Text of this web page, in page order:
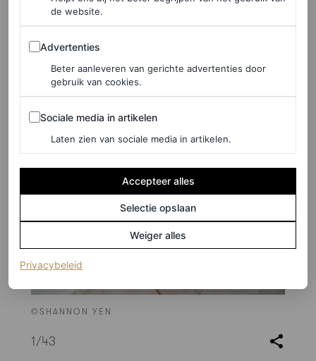
©SHANNON YEN
1/43
de website.
Advertenties
Advertenties
Beter aanleveren van gerichte advertenties door
gebruik van cookies.
Sociale media in artikelen
Sociale media in artikelen
Laten zien van sociale media in artikelen.
Accepteer alles
Selectie opslaan
Weiger alles
Privacybeleid